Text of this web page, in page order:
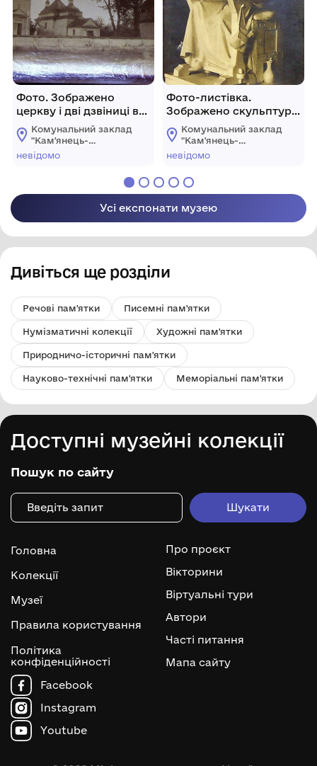
Фото. Зображено
церкву і дві дзвіниці в
м. Калинівка
Вінницького повіту.
Заснована в 1733 р.
Комунальний заклад
"Кам'янець-
Подільський
державний
невідомо
Фото-листівка.
Зображено скульптуру
М.М. Антокольського
"Летописецъ Несторъ"
Комунальний заклад
"Кам'янець-
Подільський
державний
заповідник"
невідомо
Усі експонати музею
Дивіться ще розділи
Речові пам'ятки Писемні пам'ятки
Нумізматичні колекції Художні пам'ятки
Природничо-історичні пам'ятки
Науково-технічні пам'ятки Меморіальні пам'ятки
Доступні музейні колекції
Пошук по сайту
Головна
Колекції
Музеї
Правила користування
Політика
конфіденційності
Про проєкт
Вікторини
Віртуальні тури
Автори
Часті питання
Мапа сайту
Facebook
Instagram
Youtube